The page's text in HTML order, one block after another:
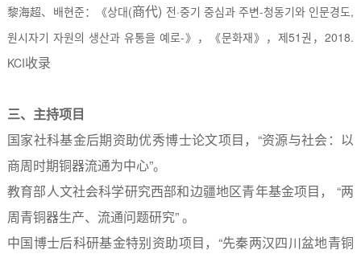
黎海超、 배현준：《상대(商代) 전·중기 중심과 주변-청동기와 인문경도,
원시자기 자원의 생산과 유통을 예로-》，《문화재》，제51권 ，2018.
KCI收录
三、主持项目
国家社科基金后期资助优秀博士论文项目，“资源与社会：以
商周时期铜器流通为中心”。
教育部人文社会科学研究西部和边疆地区青年基金项目， “两
周青铜器生产、流通问题研究” 。
中国博士后科研基金特别资助项目，“先秦两汉四川盆地青铜